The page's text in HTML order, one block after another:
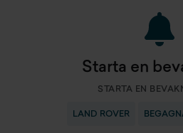
Starta en
STARTA EN
LAND ROVER